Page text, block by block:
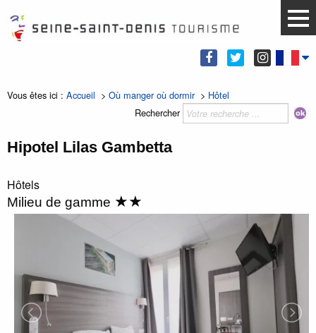
Vous êtes ici : Accueil > Où manger où dormir> Hôtel
Rechercher
Hipotel Lilas Gambetta
Hôtels
Milieu de gamme ★★